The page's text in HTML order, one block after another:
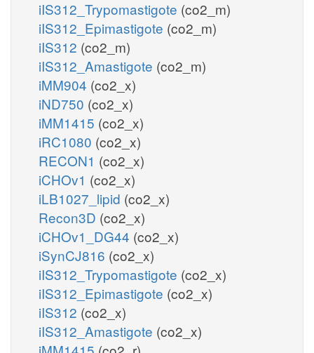
iIS312_Trypomastigote (co2_m)
iIS312_Epimastigote (co2_m)
iIS312 (co2_m)
iIS312_Amastigote (co2_m)
iMM904 (co2_x)
iND750 (co2_x)
iMM1415 (co2_x)
iRC1080 (co2_x)
RECON1 (co2_x)
iCHOv1 (co2_x)
iLB1027_lipid (co2_x)
Recon3D (co2_x)
iCHOv1_DG44 (co2_x)
iSynCJ816 (co2_x)
iIS312_Trypomastigote (co2_x)
iIS312_Epimastigote (co2_x)
iIS312 (co2_x)
iIS312_Amastigote (co2_x)